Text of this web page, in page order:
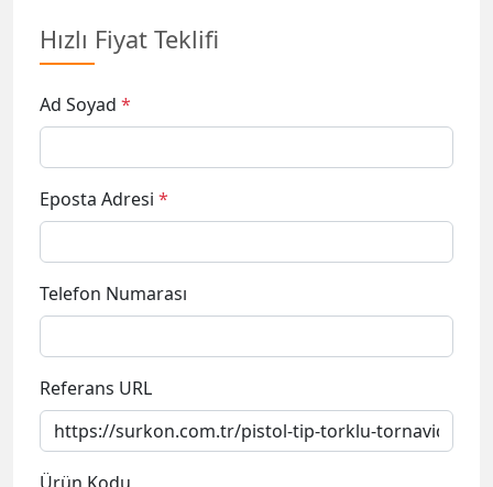
Hızlı Fiyat Teklifi
Ad Soyad *
Eposta Adresi *
Telefon Numarası
Referans URL